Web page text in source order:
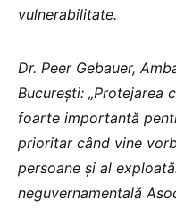
vulnerabilitate.
Dr. Peer Gebauer,
București: „Protejarea
foarte importantă
prioritar când vine
persoane și al
neguvernamentală